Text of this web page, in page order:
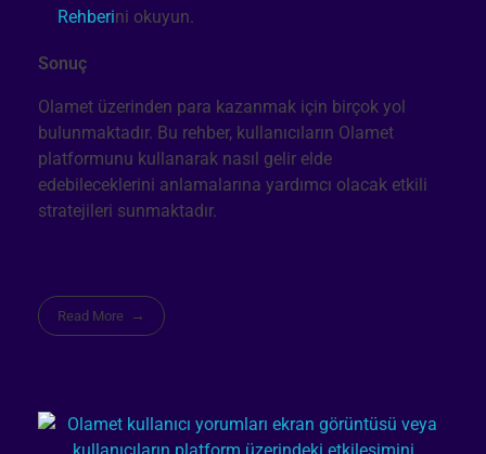
Rehberini okuyun.
Sonuç
Olamet üzerinden para kazanmak için birçok yol
bulunmaktadır. Bu rehber, kullanıcıların Olamet
platformunu kullanarak nasıl gelir elde
edebileceklerini anlamalarına yardımcı olacak etkili
stratejileri sunmaktadır.
Read More